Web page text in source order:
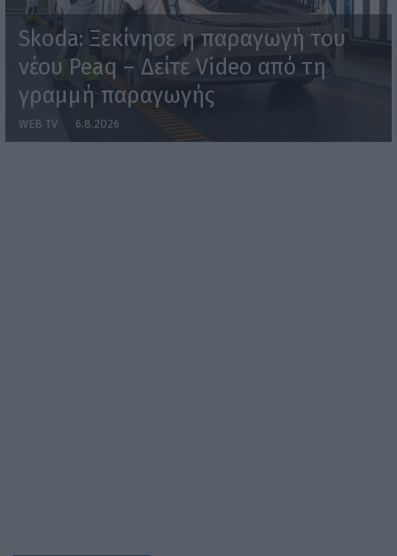
Skoda: Ξεκίνησε η παραγωγή του
νέου Peaq – Δείτε Video από τη
γραμμή παραγωγής
WEB TV 6.8.2026